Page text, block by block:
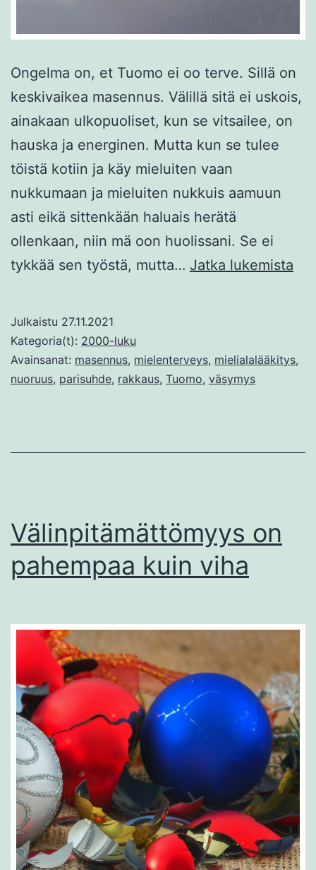
Ongelma on, et Tuomo ei oo terve. Sillä on
keskivaikea masennus. Välillä sitä ei uskois,
ainakaan ulkopuoliset, kun se vitsailee, on
hauska ja energinen. Mutta kun se tulee
töistä kotiin ja käy mieluiten vaan
nukkumaan ja mieluiten nukkuis aamuun
asti eikä sittenkään haluais herätä
ollenkaan, niin mä oon huolissani. Se ei
tykkää sen työstä, mutta… Jatka lukemista
Julkaistu 27.11.2021
Kategoria(t): 2000-luku
Avainsanat: masennus, mielenterveys, mielialalääkitys,
nuoruus, parisuhde, rakkaus, Tuomo, väsymys
Välinpitämättömyys on
pahempaa kuin viha